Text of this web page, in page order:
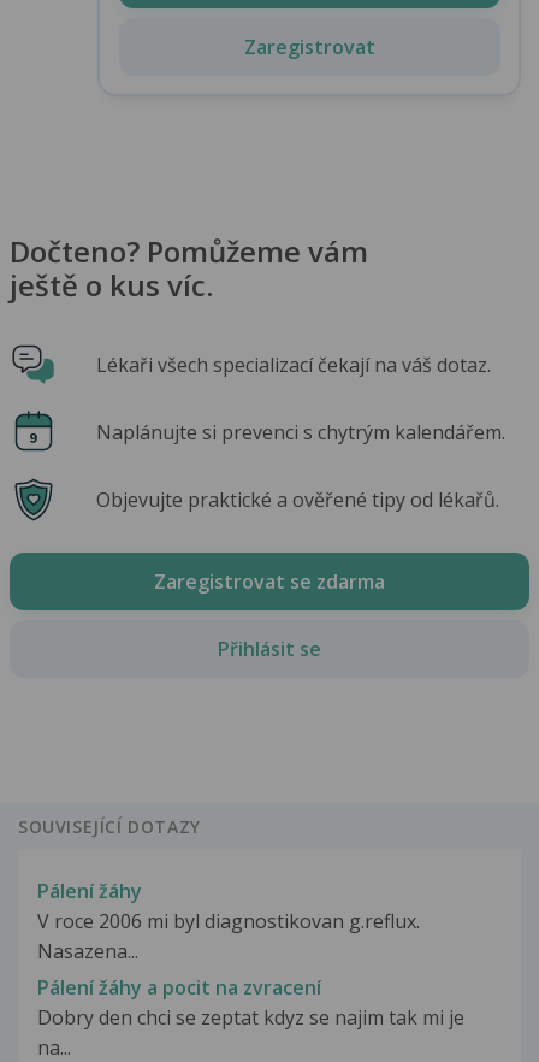
Zaregistrovat
Dočteno? Pomůžeme vám
ještě o kus víc.
Lékaři všech specializací čekají na váš dotaz.
Naplánujte si prevenci s chytrým kalendářem.
Objevujte praktické a ověřené tipy od lékařů.
Zaregistrovat se zdarma
Přihlásit se
SOUVISEJÍCÍ DOTAZY
Pálení žáhy
V roce 2006 mi byl diagnostikovan g.reflux.
Nasazena...
Pálení žáhy a pocit na zvracení
Dobry den chci se zeptat kdyz se najim tak mi je
na...